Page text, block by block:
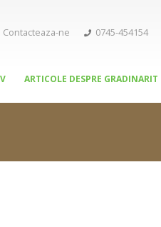
Contacteaza-ne 0745-454154
ARTICOLE DESPRE GRADINARIT